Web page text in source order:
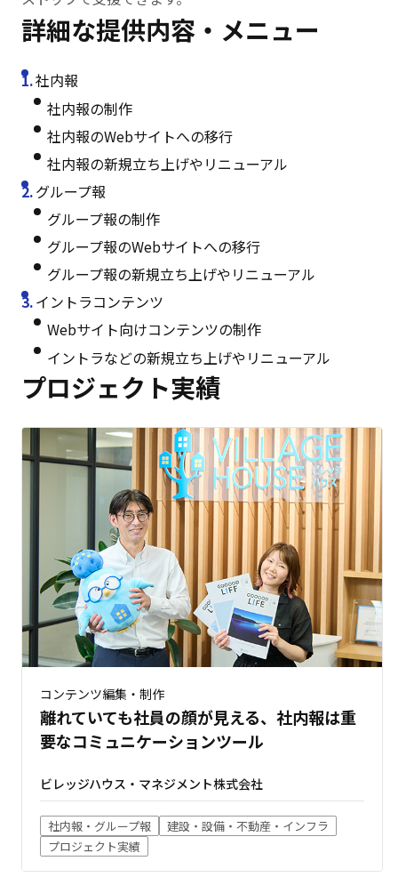
詳細な提供内容・ メニュー
社内報
社内報の制作
社内報のWebサイトへの移行
社内報の新規立ち上げやリニューアル
グループ報
グループ報の制作
グループ報のWebサイトへの移行
グループ報の新規立ち上げやリニューアル
イントラコンテンツ
Webサイト向けコンテンツの制作
イントラなどの新規立ち上げやリニューアル
プロジェクト実績
コンテンツ編集・制作
離れていても社員の顔が見える、社内報は重
要なコミュニケーションツール
ビレッジハウス・マネジメント株式会社
社内報・グループ報
建設・設備・不動産・インフラ
プロジェクト実績